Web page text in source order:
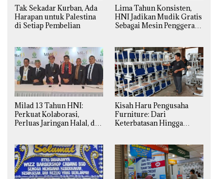
Tak Sekadar Kurban, Ada
Harapan untuk Palestina
di Setiap Pembelian
Lima Tahun Konsisten,
HNI Jadikan Mudik Gratis
Sebagai Mesin Penggerak
Milad 13 Tahun HNI:
Perkuat Kolaborasi,
Perluas Jaringan Halal, dan
Kisah Haru Pengusaha
Furniture: Dari
Keterbatasan Hingga